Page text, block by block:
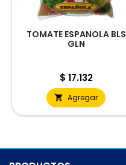
TOMATE ESPANOLA BLS
GLN
Precio
$ 17.132
 Agregar